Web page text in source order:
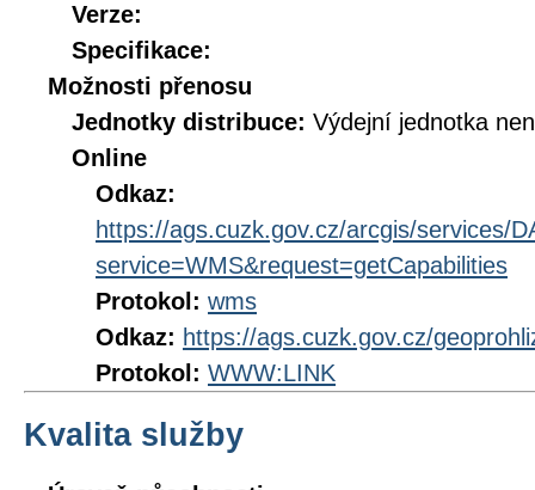
Verze:
Specifikace:
Možnosti přenosu
Jednotky distribuce: Výdejní jednotka
Online
Odkaz:
https://ags.cuzk.gov.cz/arcgis/services/
service=WMS&request=getCapabilities
Protokol: wms
Odkaz: https://ags.cuzk.gov.cz/
Protokol: WWW:LINK
Kvalita služby